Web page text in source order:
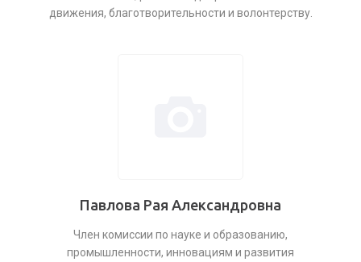
движения, благотворительности и волонтерству.
Павлова Рая Александровна
Член комиссии по науке и образованию,
промышленности, инновациям и развития